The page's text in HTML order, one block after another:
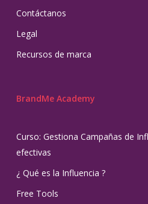
Contáctanos
Legal
Recursos de marca
BrandMe Academy
Curso: Gestiona Campañas de
efectivas
¿ Qué es la Influencia ?
Free Tools